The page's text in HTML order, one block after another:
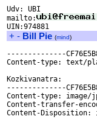
Udv: UBI
mailto:
+ - Bill Pie (mind)
--------------
Content-type: text/
Kozkivanatra:
--------------
Content-type:
Content-transfer-
Content-